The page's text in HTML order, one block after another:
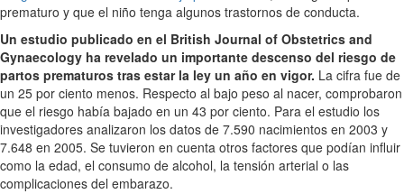
prematuro y que el niño tenga algunos trastornos de conducta.
Un estudio publicado en el British Journal of Obstetrics and
Gynaecology ha revelado un importante descenso del riesgo de
partos prematuros tras estar la ley un año en vigor. La cifra fue de
un 25 por ciento menos. Respecto al bajo peso al nacer, comprobaron
que el riesgo había bajado en un 43 por ciento. Para el estudio los
investigadores analizaron los datos de 7.590 nacimientos en 2003 y
7.648 en 2005. Se tuvieron en cuenta otros factores que podían influir
como la edad, el consumo de alcohol, la tensión arterial o las
complicaciones del embarazo.